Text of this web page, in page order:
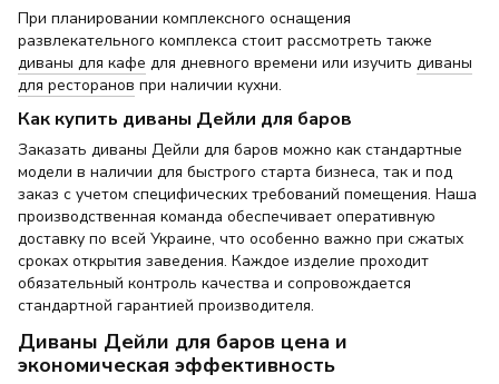
При планировании комплексного оснащения
развлекательного комплекса стоит рассмотреть также
диваны для кафе для дневного времени или изучить диваны
для ресторанов при наличии кухни.
Как купить диваны Дейли для баров
Заказать диваны Дейли для баров можно как стандартные
модели в наличии для быстрого старта бизнеса, так и под
заказ с учетом специфических требований помещения. Наша
производственная команда обеспечивает оперативную
доставку по всей Украине, что особенно важно при сжатых
сроках открытия заведения. Каждое изделие проходит
обязательный контроль качества и сопровождается
стандартной гарантией производителя.
Диваны Дейли для баров цена и
экономическая эффективность